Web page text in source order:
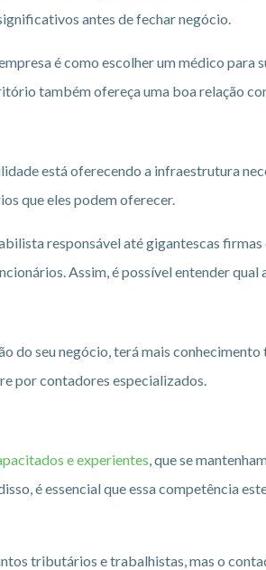
antes de fechar negócio.
é como escolher um médico para
também ofereça uma boa relação
está oferecendo a infraestrutura
que eles podem oferecer.
responsável até gigantescas
Assim, é possível entender qual
do seu negócio, terá mais
por contadores especializados.
e experientes, que se
é essencial que essa competência
tributários e trabalhistas, mas o